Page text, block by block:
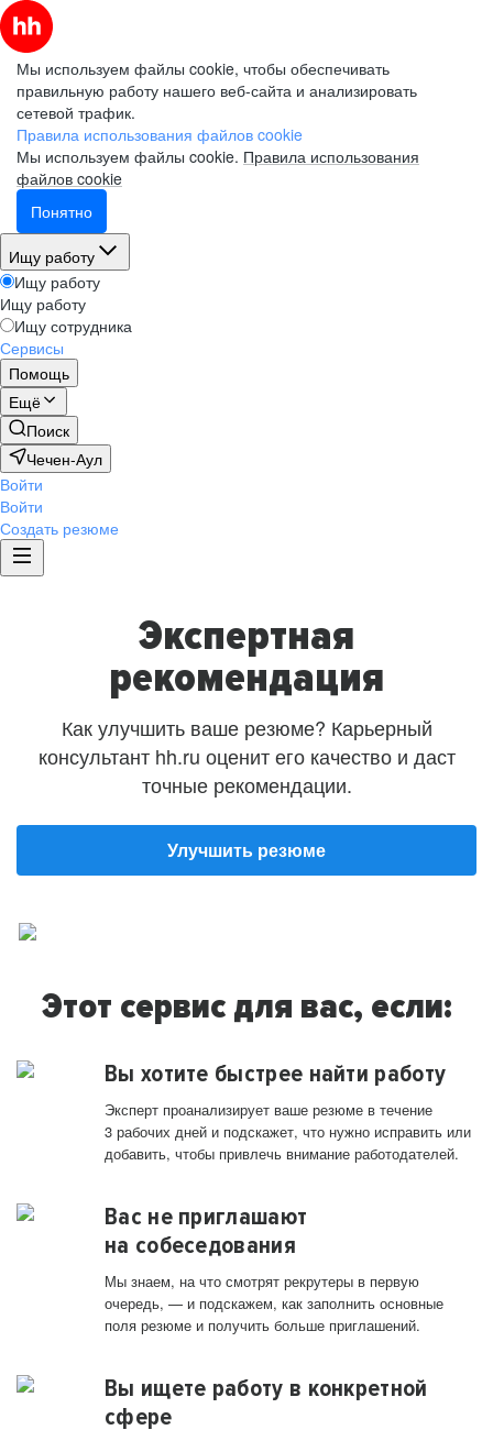
Мы используем файлы cookie, чтобы обеспечивать
правильную работу нашего веб-сайта и анализировать
сетевой трафик.
Правила использования файлов cookie
Мы используем файлы cookie. Правила использования
файлов cookie
Понятно
Ищу работу
Ищу работу
Ищу работу
Ищу сотрудника
Сервисы
Помощь
Ещё
Поиск
Чечен-Аул
Войти
Войти
Создать резюме
Экспертная
рекомендация
Как улучшить ваше резюме? Карьерный
консультант hh.ru оценит его качество и даст
точные рекомендации.
Улучшить резюме
Этот сервис для вас, если:
Вы хотите быстрее найти работу
Эксперт проанализирует ваше резюме в течение
3 рабочих дней и подскажет, что нужно исправить или
добавить, чтобы привлечь внимание работодателей.
Вас не приглашают
на собеседования
Мы знаем, на что смотрят рекрутеры в первую
очередь, — и подскажем, как заполнить основные
поля резюме и получить больше приглашений.
Вы ищете работу в конкретной
сфере